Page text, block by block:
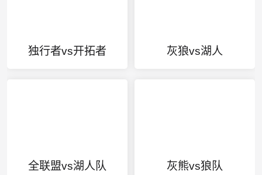
独行者vs开拓者 灰狼vs湖人
全联盟vs湖人队 灰熊vs狼队